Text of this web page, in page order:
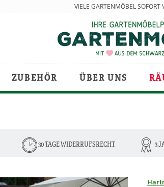
VIELE GARTENMÖBEL SOFORT
ZUBEHÖR ÜBER UNS
30 TAGE WIDERRUFSRECHT 3